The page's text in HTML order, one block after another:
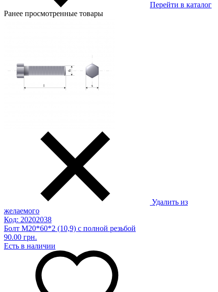
Перейти в каталог
Ранее просмотренные товары
Удалить из
желаемого
Код: 20202038
Болт М20*60*2 (10,9) с полной резьбой
90.00 грн.
Есть в наличии